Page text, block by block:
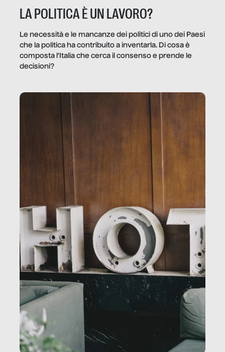
LA POLITICA È UN LAVORO?
Le necessità e le mancanze dei politici di uno dei Paesi
che la politica ha contribuito a inventarla. Di cosa è
composta l’Italia che cerca il consenso e prende le
decisioni?